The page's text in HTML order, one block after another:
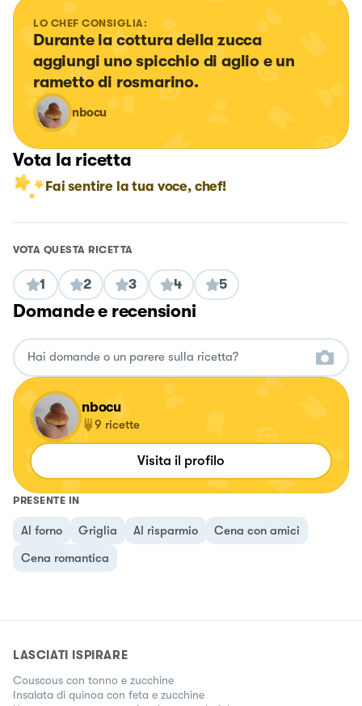
LO CHEF CONSIGLIA:
Durante la cottura della zucca
aggiungi uno spicchio di aglio e un
rametto di rosmarino.
nbocu
Vota la ricetta
Fai sentire la tua voce, chef!
VOTA QUESTA RICETTA
1 2 3 4 5
Domande e recensioni
nbocu
9 ricette
Visita il profilo
PRESENTE IN
Al forno Griglia Al risparmio
Cena con amici
Cena romantica
LASCIATI ISPIRARE
Couscous con tonno e zucchine
Insalata di quinoa con feta e zucchine